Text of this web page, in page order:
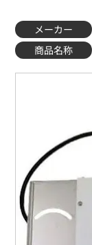
メーカー
商品名称